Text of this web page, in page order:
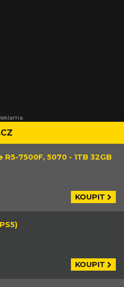
R5-7500F, 5070 - 1TB 32GB
KOUPIT
KOUPIT